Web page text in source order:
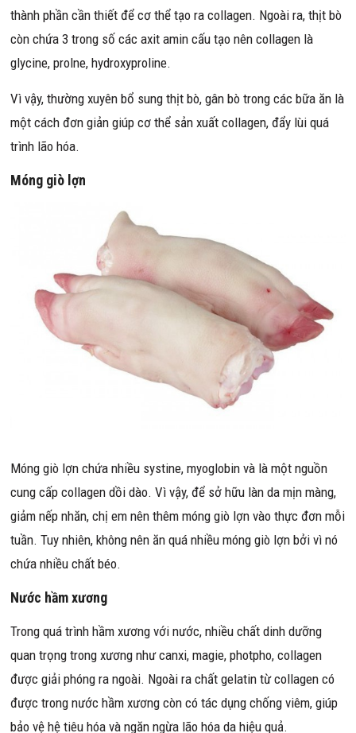
thành phần cần thiết để cơ thể tạo ra collagen. Ngoài ra, thịt bò
còn chứa 3 trong số các axit amin cấu tạo nên collagen là
glycine, prolne, hydroxyproline.
Vì vậy, thường xuyên bổ sung thịt bò, gân bò trong các bữa ăn là
một cách đơn giản giúp cơ thể sản xuất collagen, đẩy lùi quá
trình lão hóa.
Móng giò lợn
Móng giò lợn chứa nhiều systine, myoglobin và là một nguồn
cung cấp collagen dồi dào. Vì vậy, để sở hữu làn da mịn màng,
giảm nếp nhăn, chị em nên thêm móng giò lợn vào thực đơn mỗi
tuần. Tuy nhiên, không nên ăn quá nhiều móng giò lợn bởi vì nó
chứa nhiều chất béo.
Nước hầm xương
Trong quá trình hầm xương với nước, nhiều chất dinh dưỡng
quan trọng trong xương như canxi, magie, photpho, collagen
được giải phóng ra ngoài. Ngoài ra chất gelatin từ collagen có
được trong nước hầm xương còn có tác dụng chống viêm, giúp
bảo vệ hệ tiêu hóa và ngăn ngừa lão hóa da hiệu quả.